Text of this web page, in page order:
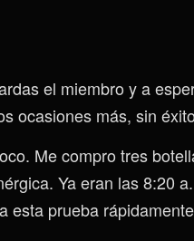
el miembro y a
ocasiones más, sin
Me compro tres
Ya eran las 8:20
esta prueba